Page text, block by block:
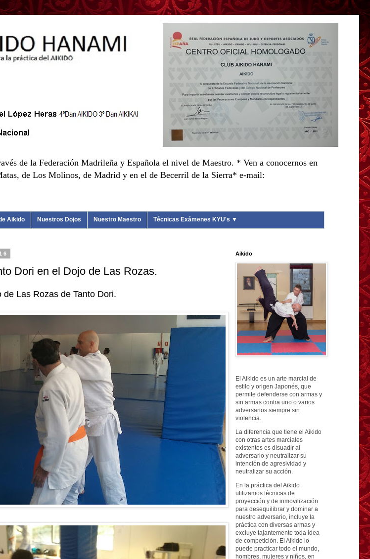
de la Federación Madrileña y Española el nivel de Maestro. * Ven a conocernos en
de Los Molinos, de Madrid y en el de Becerril de la Sierra* e-mail:
Aikido Nuestros Dojos Nuestro Maestro Técnicas Exámenes KYU's ▼
Dori en el Dojo de Las Rozas.
Las Rozas de Tanto Dori.
Aikido
El Aikido es un arte marcial de
estilo y origen Japonés, que
permite defenderse con armas y
sin armas contra uno o varios
adversarios siempre sin
violencia.
La diferencia que tiene el Aikido
con otras artes marciales
existentes es disuadir al
adversario y neutralizar su
intención de agresividad y
neutralizar su acción.
En la práctica del Aikido
utilizamos técnicas de
proyección y de inmovilización
para desequilibrar y dominar a
nuestro adversario, incluye la
práctica con diversas armas y
excluye tajantemente toda idea
de competición. El Aikido lo
puede practicar todo el mundo,
hombres, mujeres y niños, en